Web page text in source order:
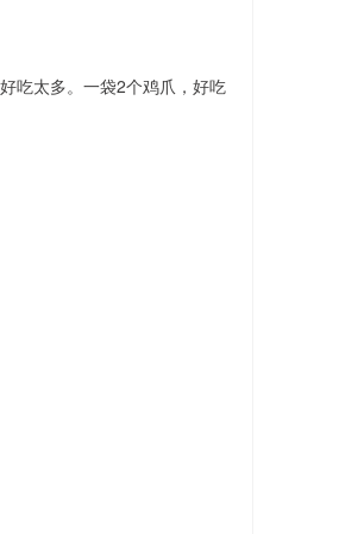
吃太多。一袋2个鸡爪，好吃